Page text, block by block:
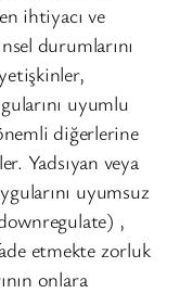
ihtiyacı ve
durumlarını
uyumlu
diğerlerine
Yadsıyan veya
uyumsuz
,
etmekte zorluk
onlara